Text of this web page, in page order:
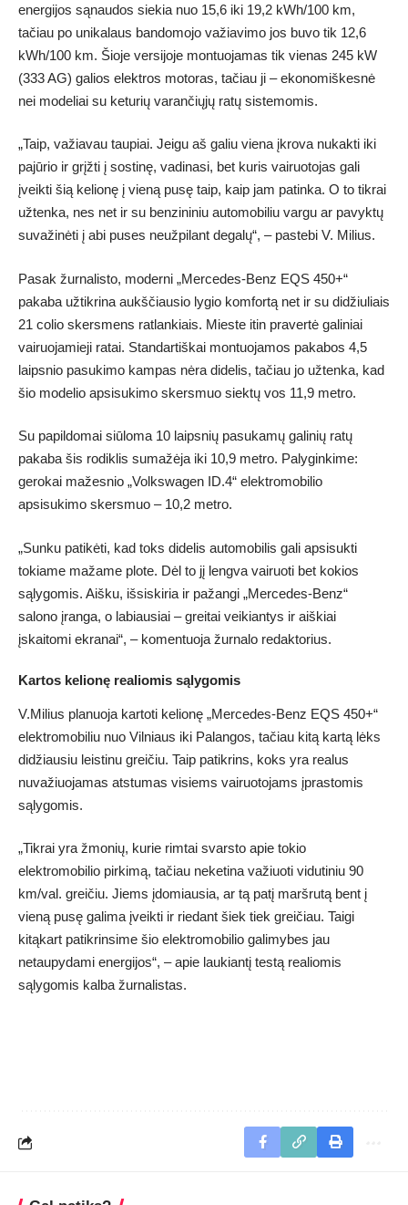
energijos sąnaudos siekia nuo 15,6 iki 19,2 kWh/100 km,
tačiau po unikalaus bandomojo važiavimo jos buvo tik 12,6
kWh/100 km. Šioje versijoje montuojamas tik vienas 245 kW
(333 AG) galios elektros motoras, tačiau ji – ekonomiškesnė
nei modeliai su keturių varančiųjų ratų sistemomis.
„Taip, važiavau taupiai. Jeigu aš galiu viena įkrova nukakti iki
pajūrio ir grįžti į sostinę, vadinasi, bet kuris vairuotojas gali
įveikti šią kelionę į vieną pusę taip, kaip jam patinka. O to tikrai
užtenka, nes net ir su benzininiu automobiliu vargu ar pavyktų
suvažinėti į abi puses neužpilant degalų“, – pastebi V. Milius.
Pasak žurnalisto, moderni „Mercedes-Benz EQS 450+“
pakaba užtikrina aukščiausio lygio komfortą net ir su didžiuliais
21 colio skersmens ratlankiais. Mieste itin pravertė galiniai
vairuojamieji ratai. Standartiškai montuojamos pakabos 4,5
laipsnio pasukimo kampas nėra didelis, tačiau jo užtenka, kad
šio modelio apsisukimo skersmuo siektų vos 11,9 metro.
Su papildomai siūloma 10 laipsnių pasukamų galinių ratų
pakaba šis rodiklis sumažėja iki 10,9 metro. Palyginkime:
gerokai mažesnio „Volkswagen ID.4“ elektromobilio
apsisukimo skersmuo – 10,2 metro.
„Sunku patikėti, kad toks didelis automobilis gali apsisukti
tokiame mažame plote. Dėl to jį lengva vairuoti bet kokios
sąlygomis. Aišku, išsiskiria ir pažangi „Mercedes-Benz“
salono įranga, o labiausiai – greitai veikiantys ir aiškiai
įskaitomi ekranai“, – komentuoja žurnalo redaktorius.
Kartos kelionę realiomis sąlygomis
V.Milius planuoja kartoti kelionę „Mercedes-Benz EQS 450+“
elektromobiliu nuo Vilniaus iki Palangos, tačiau kitą kartą lėks
didžiausiu leistinu greičiu. Taip patikrins, koks yra realus
nuvažiuojamas atstumas visiems vairuotojams įprastomis
sąlygomis.
„Tikrai yra žmonių, kurie rimtai svarsto apie tokio
elektromobilio pirkimą, tačiau neketina važiuoti vidutiniu 90
km/val. greičiu. Jiems įdomiausia, ar tą patį maršrutą bent į
vieną pusę galima įveikti ir riedant šiek tiek greičiau. Taigi
kitąkart patikrinsime šio elektromobilio galimybes jau
netaupydami energijos“, – apie laukiantį testą realiomis
sąlygomis kalba žurnalistas.